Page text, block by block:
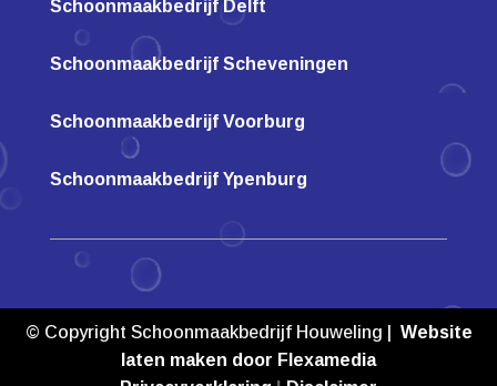
Schoonmaakbedrijf Delft
Schoonmaakbedrijf Scheveningen
Schoonmaakbedrijf Voorburg
Schoonmaakbedrijf Ypenburg
© Copyright Schoonmaakbedrijf Houweling | Website
laten maken door Flexamedia